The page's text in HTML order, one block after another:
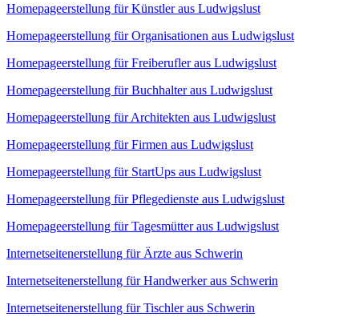
Homepageerstellung für Künstler aus Ludwigslust
Homepageerstellung für Organisationen aus Ludwigslust
Homepageerstellung für Freiberufler aus Ludwigslust
Homepageerstellung für Buchhalter aus Ludwigslust
Homepageerstellung für Architekten aus Ludwigslust
Homepageerstellung für Firmen aus Ludwigslust
Homepageerstellung für StartUps aus Ludwigslust
Homepageerstellung für Pflegedienste aus Ludwigslust
Homepageerstellung für Tagesmütter aus Ludwigslust
Internetseitenerstellung für Ärzte aus Schwerin
Internetseitenerstellung für Handwerker aus Schwerin
Internetseitenerstellung für Tischler aus Schwerin